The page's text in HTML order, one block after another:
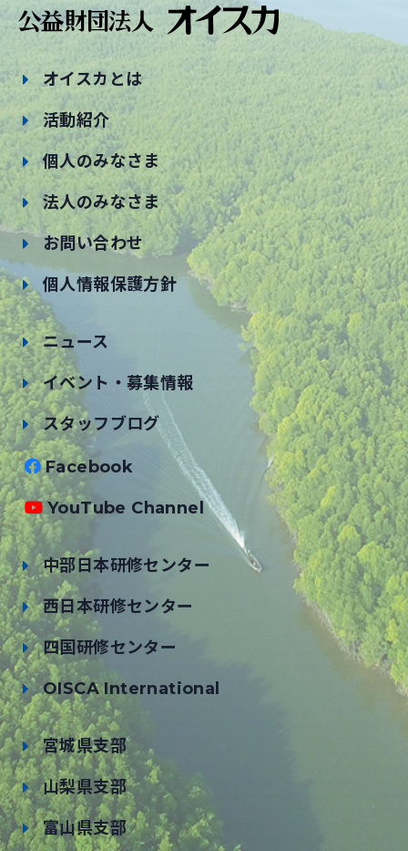
オイスカとは
活動紹介
個人のみなさま
法人のみなさま
お問い合わせ
個人情報保護方針
ニュース
イベント・募集情報
スタッフブログ
Facebook
YouTube Channel
中部日本研修センター
西日本研修センター
四国研修センター
OISCA International
宮城県支部
山梨県支部
富山県支部